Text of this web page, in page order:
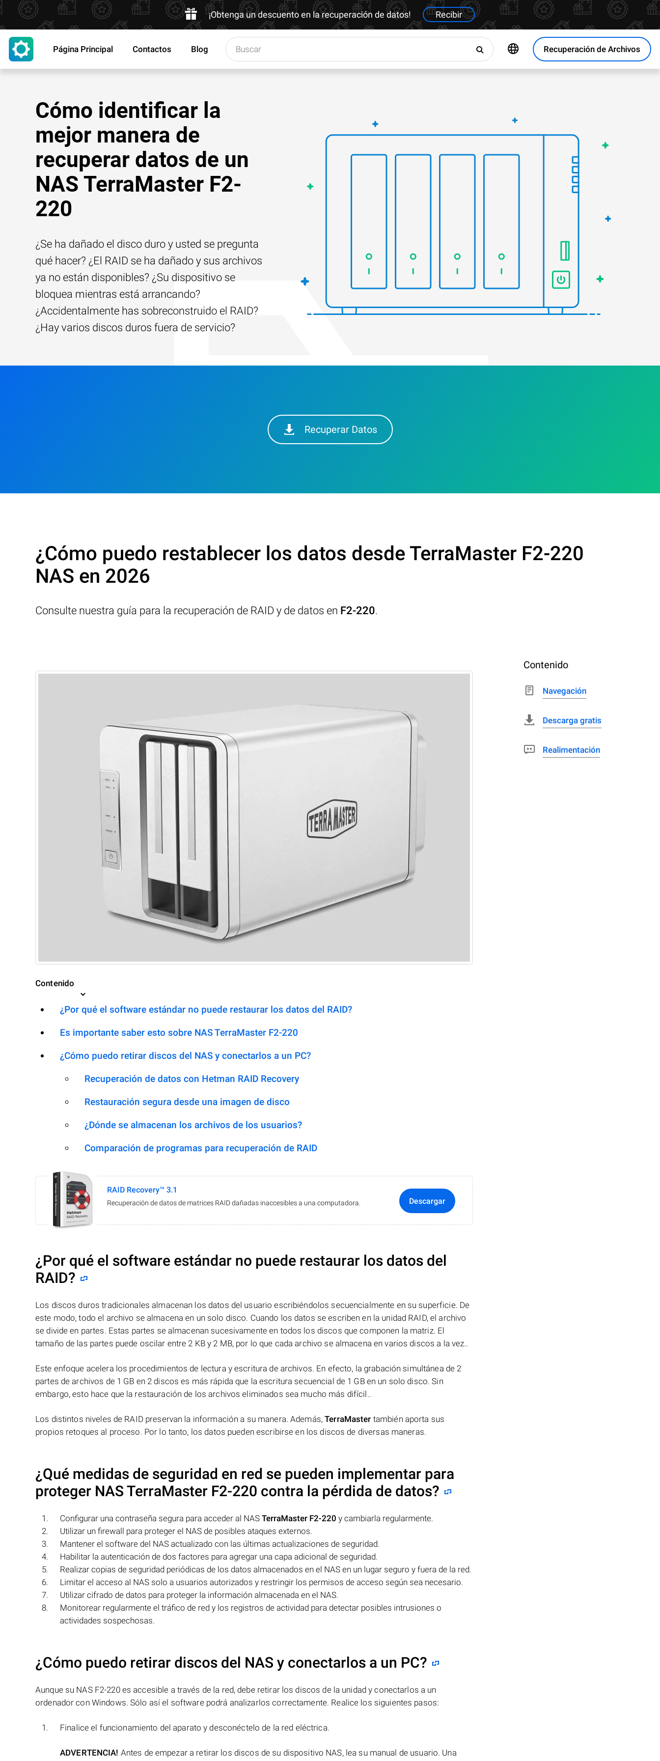
¡Obtenga un descuento en la recuperación de datos! Recibir
Recuperación de Archivos
Página Principal Contactos Blog
Cómo identificar la
mejor manera de
recuperar datos de un
NAS TerraMaster F2-
220
¿Se ha dañado el disco duro y usted se pregunta
qué hacer? ¿El RAID se ha dañado y sus archivos
ya no están disponibles? ¿Su dispositivo se
bloquea mientras está arrancando?
¿Accidentalmente has sobreconstruido el RAID?
¿Hay varios discos duros fuera de servicio?
Recuperar Datos
¿Cómo puedo restablecer los datos desde TerraMaster F2-220
NAS en 2026
Consulte nuestra guía para la recuperación de RAID y de datos en F2-220.
Contenido
¿Por qué el software estándar no puede restaurar los datos del RAID?
Es importante saber esto sobre NAS TerraMaster F2-220
¿Cómo puedo retirar discos del NAS y conectarlos a un PC?
Recuperación de datos con Hetman RAID Recovery
Restauración segura desde una imagen de disco
¿Dónde se almacenan los archivos de los usuarios?
Comparación de programas para recuperación de RAID
RAID Recovery™ 3.1
Recuperación de datos de matrices RAID dañadas inaccesibles a una computadora. Descargar
¿Por qué el software estándar no puede restaurar los datos del
RAID?
Los discos duros tradicionales almacenan los datos del usuario escribiéndolos secuencialmente en su superficie. De
este modo, todo el archivo se almacena en un solo disco. Cuando los datos se escriben en la unidad RAID, el archivo
se divide en partes. Estas partes se almacenan sucesivamente en todos los discos que componen la matriz. El
tamaño de las partes puede oscilar entre 2 KB y 2 MB, por lo que cada archivo se almacena en varios discos a la vez..
Este enfoque acelera los procedimientos de lectura y escritura de archivos. En efecto, la grabación simultánea de 2
partes de archivos de 1 GB en 2 discos es más rápida que la escritura secuencial de 1 GB en un solo disco. Sin
embargo, esto hace que la restauración de los archivos eliminados sea mucho más difícil..
Los distintos niveles de RAID preservan la información a su manera. Además,TerraMaster también aporta sus
propios retoques al proceso. Por lo tanto, los datos pueden escribirse en los discos de diversas maneras.
¿Qué medidas de seguridad en red se pueden implementar para
proteger NAS TerraMaster F2-220 contra la pérdida de datos?
Configurar una contraseña segura para acceder al NAS TerraMaster F2-220 y cambiarla regularmente.
Utilizar un firewall para proteger el NAS de posibles ataques externos.
Mantener el software del NAS actualizado con las últimas actualizaciones de seguridad.
Habilitar la autenticación de dos factores para agregar una capa adicional de seguridad.
Realizar copias de seguridad periódicas de los datos almacenados en el NAS en un lugar seguro y fuera de la red.
Limitar el acceso al NAS solo a usuarios autorizados y restringir los permisos de acceso según sea necesario.
Utilizar cifrado de datos para proteger la información almacenada en el NAS.
Monitorear regularmente el tráfico de red y los registros de actividad para detectar posibles intrusiones o
actividades sospechosas.
¿Cómo puedo retirar discos del NAS y conectarlos a un PC?
Aunque su NAS F2-220 es accesible a través de la red, debe retirar los discos de la unidad y conectarlos a un
ordenador con Windows. Sólo así el software podrá analizarlos correctamente. Realice los siguientes pasos:
Finalice el funcionamiento del aparato y desconéctelo de la red eléctrica.
ADVERTENCIA! Antes de empezar a retirar los discos de su dispositivo NAS, lea su manual de usuario. Una
Contenido
Navegación
Descarga gratis
Realimentación